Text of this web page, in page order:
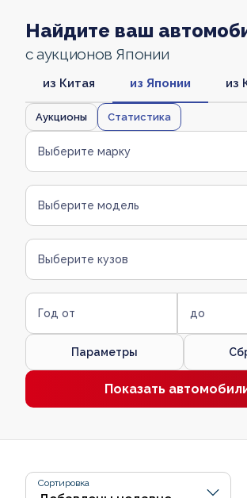
Найдите ваш
с аукционов Японии
из Китая из Японии из
Аукционы Статистика
Выберите марку
Выберите модель
Выберите кузов
Год от до
Параметры
Показать
Сортировка